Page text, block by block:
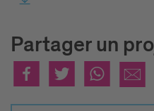
Partager un